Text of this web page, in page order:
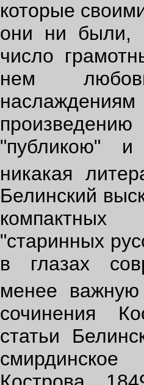
которые
они ни были,
число
нем
"публикою"
никакая
Белинский
"старинных
в глазах
менее
сочинения
статьи